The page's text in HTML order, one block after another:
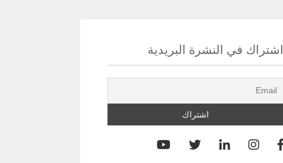
اشتراك في النشرة البريدية